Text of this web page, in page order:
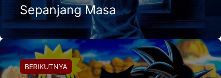
Sepanjang Masa
BERIKUTNYA